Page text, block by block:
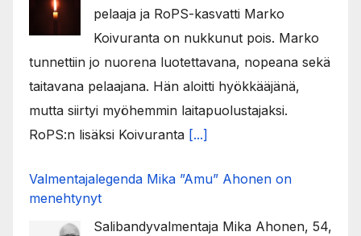
pelaaja ja RoPS-kasvatti Marko
Koivuranta on nukkunut pois. Marko
tunnettiin jo nuorena luotettavana, nopeana sekä
taitavana pelaajana. Hän aloitti hyökkääjänä,
mutta siirtyi myöhemmin laitapuolustajaksi.
RoPS:n lisäksi Koivuranta [...]
Valmentajalegenda Mika ”Amu” Ahonen on
menehtynyt
Salibandyvalmentaja Mika Ahonen, 54,